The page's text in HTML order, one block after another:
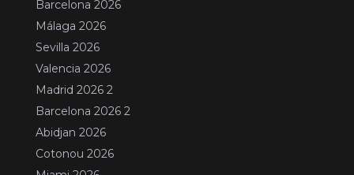
Barcelona 2026
Málaga 2026
Sevilla 2026
Valencia 2026
Madrid 2026 2
Barcelona 2026 2
Abidjan 2026
Cotonou 2026